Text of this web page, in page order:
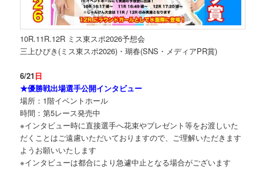
10R.11R.12R ミス東スポ2026予想会
三上ひびき(ミス東スポ2026)・瑚春(SNS・メディアPR賞)
6/21 日
★優勝戦出場選手公開インタビュー
場所：1階イベントホール
時間：第5レース発売中
※インタビュー時に直接選手へ花束やプレゼント等をお渡しいた
だくことはご遠慮いただいておりますので、ご理解いただきます
ようお願いいたします
※インタビューは都合により急遽中止となる場合がございます